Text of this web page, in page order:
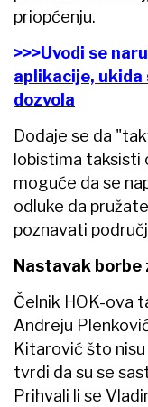
priopćenju.
>>>Uvodi se
aplikacije,
dozvola
Dodaje se da
lobistima taksisti
moguće da se
odluke da
poznavati
Nastavak
Čelnik HOK-ova
Andreju
Kitarović što
tvrdi da su se
Prihvali li se